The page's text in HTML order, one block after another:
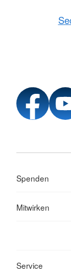
Spenden
Mitwirken
Service